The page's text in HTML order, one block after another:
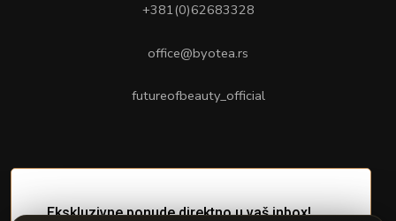
+381(0)62683328
office@byotea.rs
futureofbeauty_official